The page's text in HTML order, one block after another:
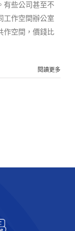
有些公司甚至不
工作空間辦公室
作空間，價錢比
閱讀更多